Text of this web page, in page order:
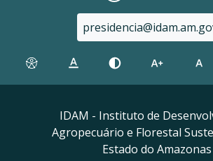
IDAM - Instituto de
Agropecuário e Florestal
Estado do Amazonas